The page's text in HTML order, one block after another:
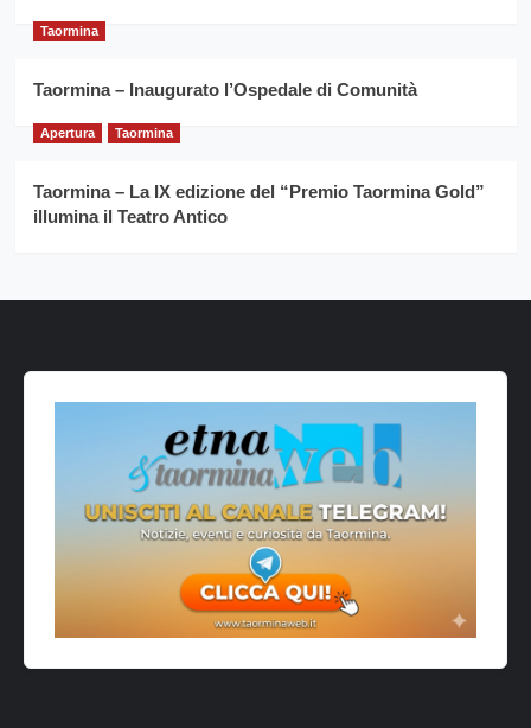
Taormina
Taormina – Inaugurato l’Ospedale di Comunità
Apertura Taormina
Taormina – La IX edizione del “Premio Taormina Gold”
illumina il Teatro Antico